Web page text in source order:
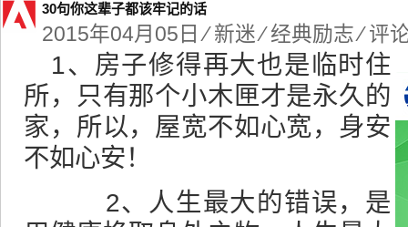
关于逆境的名言10句 关于战胜逆境的名言
30句你这辈子都该牢记的话
2015年04月05日 ⁄新迷⁄经典励志⁄ 评
1、房子修得再大也是临时住
所，只有那个小木匣才是永久的
家，所以，屋宽不如心宽，身安
不如心安！
2、人生最大的错误，是